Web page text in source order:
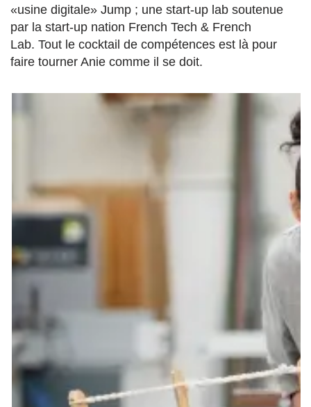
«usine digitale» Jump ; une start-up lab soutenue
par la start-up nation French Tech & French
Lab. Tout le cocktail de compétences est là pour
faire tourner Anie comme il se doit.